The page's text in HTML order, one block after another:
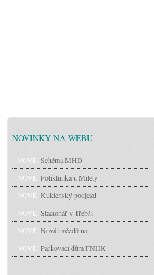
NOVINKY NA WEBU
NOVÉ: Schéma MHD
NOVÉ: Poliklinika u Milety
NOVÉ: Kuklenský podjezd
NOVÉ: Stacionář v Třebši
NOVÉ: Nová hvězdárna
NOVÉ: Parkovací dům FNHK